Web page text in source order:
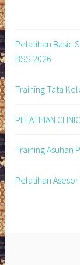
Pelatihan Basic
BSS 2026
Training Tata
PELATIHAN
Training Asuhan
Pelatihan